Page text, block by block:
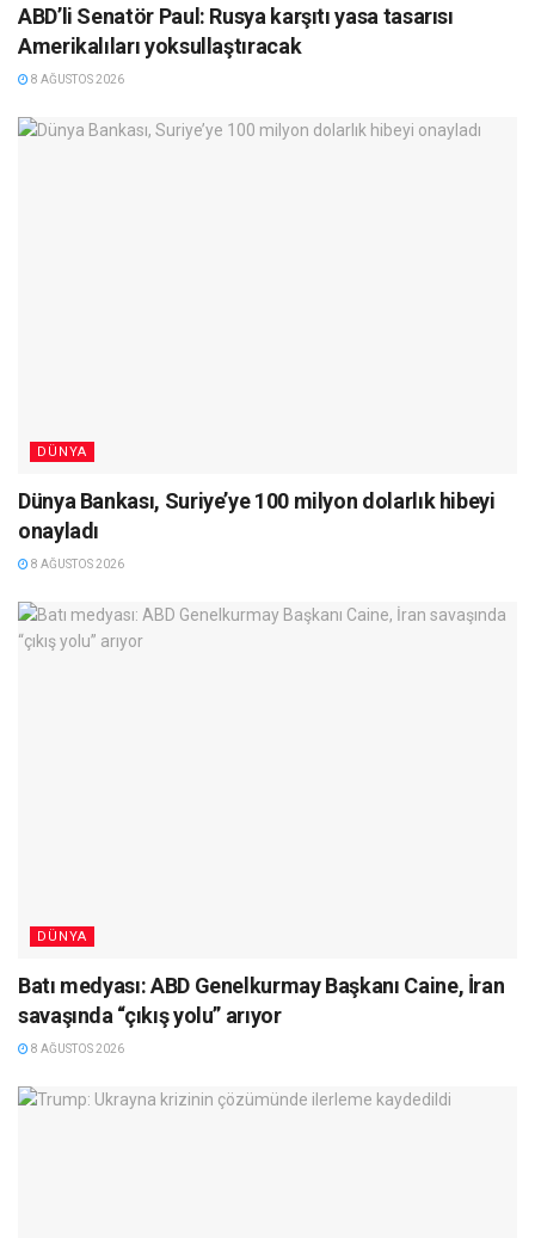
ABD’li Senatör Paul: Rusya karşıtı yasa tasarısı
Amerikalıları yoksullaştıracak
8 AĞUSTOS 2026
DÜNYA
Dünya Bankası, Suriye’ye 100 milyon dolarlık hibeyi
onayladı
8 AĞUSTOS 2026
DÜNYA
Batı medyası: ABD Genelkurmay Başkanı Caine, İran
savaşında “çıkış yolu” arıyor
8 AĞUSTOS 2026